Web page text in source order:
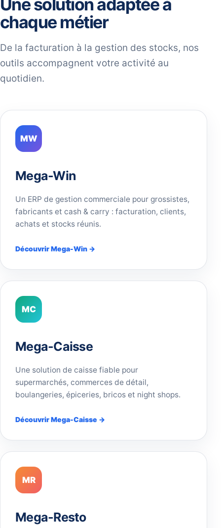
Une solution adaptée à
chaque métier
De la facturation à la gestion des stocks, nos
outils accompagnent votre activité au
quotidien.
MW
Mega-Win
Un ERP de gestion commerciale pour grossistes,
fabricants et cash & carry : facturation, clients,
achats et stocks réunis.
Découvrir Mega-Win →
MC
Mega-Caisse
Une solution de caisse fiable pour
supermarchés, commerces de détail,
boulangeries, épiceries, bricos et night shops.
Découvrir Mega-Caisse →
MR
Mega-Resto